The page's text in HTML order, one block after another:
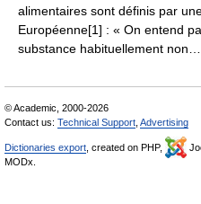
alimentaires sont définis par
Européenne[1] : « On entend
substance habituellement
© Academic, 2000-2026
Contact us: Technical Support Advertising
Dictionaries export , created on PHP,
MODx.